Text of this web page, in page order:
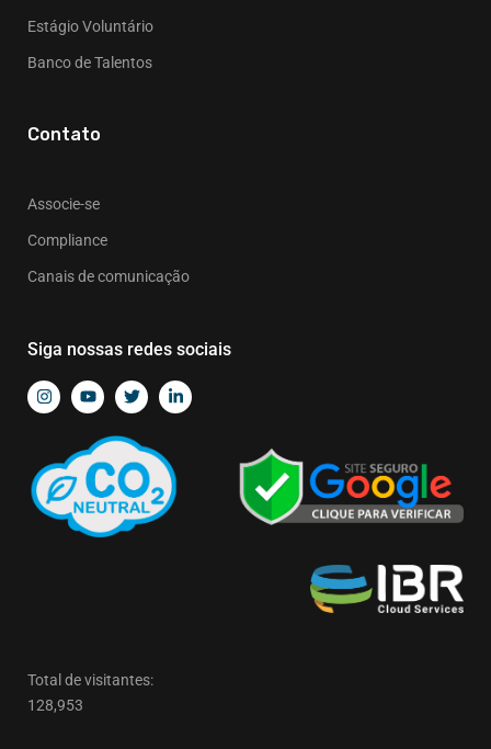
Estágio Voluntário
Banco de Talentos
Contato
Associe-se
Compliance
Canais de comunicação
Siga nossas redes sociais
Total de visitantes:
128,953